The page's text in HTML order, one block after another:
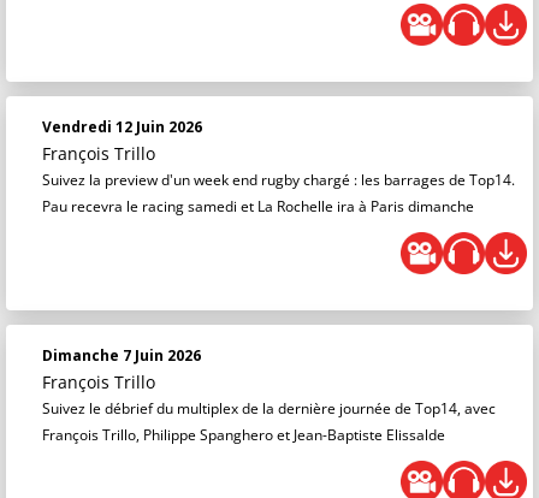
Vendredi 12 Juin 2026
François Trillo
Suivez la preview d'un week end rugby chargé : les barrages de Top14.
Pau recevra le racing samedi et La Rochelle ira à Paris dimanche
Dimanche 7 Juin 2026
François Trillo
Suivez le débrief du multiplex de la dernière journée de Top14, avec
François Trillo, Philippe Spanghero et Jean-Baptiste Elissalde